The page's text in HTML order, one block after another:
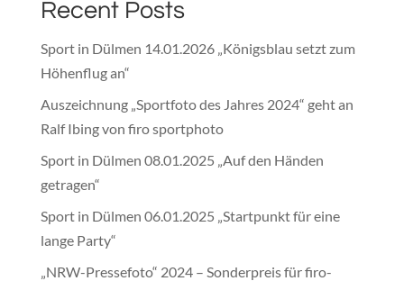
Recent Posts
Sport in Dülmen 14.01.2026 „Königsblau setzt zum
Höhenflug an“
Auszeichnung „Sportfoto des Jahres 2024“ geht an
Ralf Ibing von firo sportphoto
Sport in Dülmen 08.01.2025 „Auf den Händen
getragen“
Sport in Dülmen 06.01.2025 „Startpunkt für eine
lange Party“
„NRW-Pressefoto“ 2024 – Sonderpreis für firo-